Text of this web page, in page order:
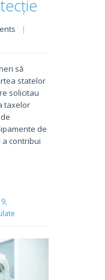
|
să
statelor
solicitau
taxelor
de
contribui